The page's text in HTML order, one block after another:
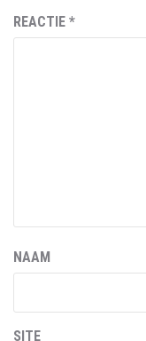
REACTIE *
NAAM
SITE